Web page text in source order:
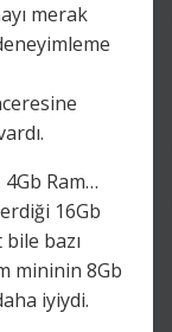
merak
Ram…
16Gb
bazı
mininin 8Gb
iyiydi.